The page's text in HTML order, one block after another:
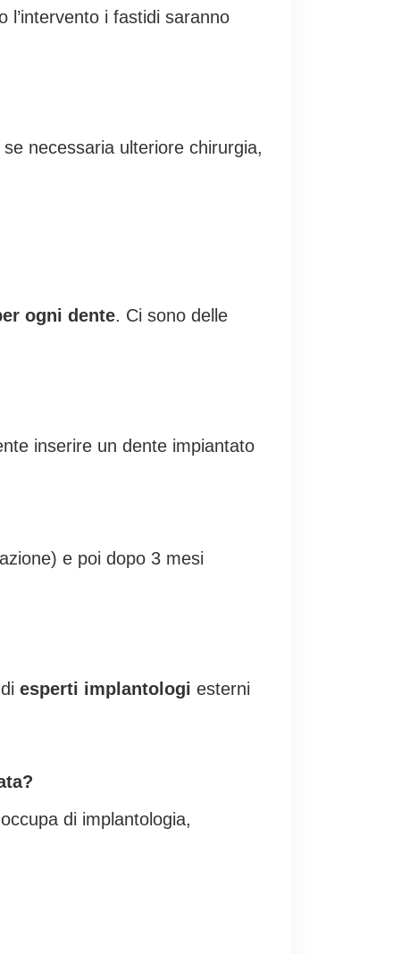
l’intervento i fastidi saranno
necessaria ulteriore chirurgia,
ogni dente. Ci sono delle
inserire un dente impiantato
e poi dopo 3 mesi
esperti implantologi esterni
di implantologia,